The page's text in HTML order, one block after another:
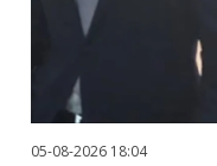
05-08-2026 18:04